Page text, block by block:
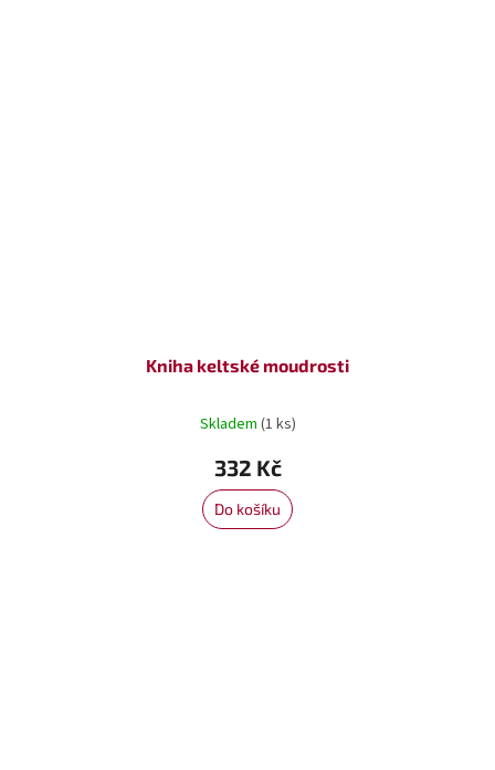
Kniha keltské moudrosti
Skladem (1 ks)
332 Kč
Do košíku